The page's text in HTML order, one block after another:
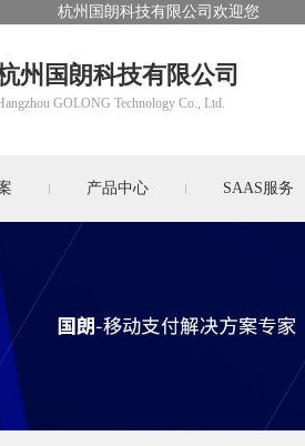
杭州国朗科技有限公司欢迎您
州国朗科技有限公司
GOLONG Technology Co., Ltd.
产品中心 SAAS服务